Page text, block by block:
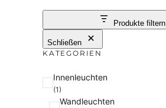
Produkte filtern
Schließen
KATEGORIEN
K Innenleuchten
(1)
Wandleuchten